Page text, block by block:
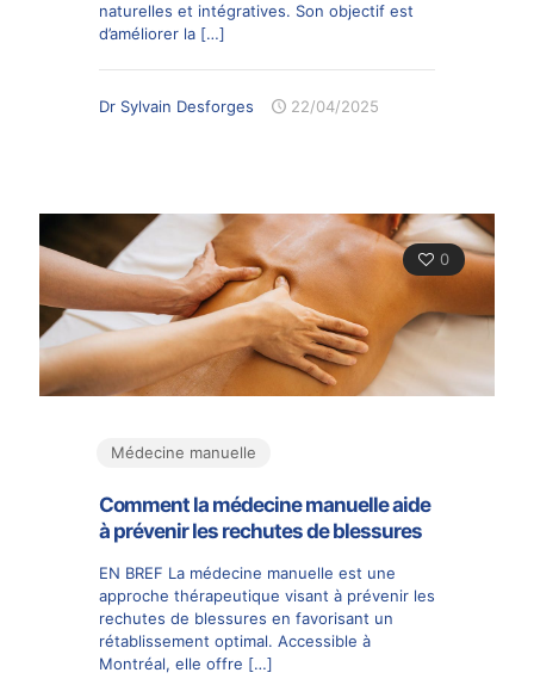
naturelles et intégratives. Son objectif est
d’améliorer la […]
Dr Sylvain Desforges 22/04/2025
0
Médecine manuelle
Comment la médecine manuelle aide
à prévenir les rechutes de blessures
EN BREF La médecine manuelle est une
approche thérapeutique visant à prévenir les
rechutes de blessures en favorisant un
rétablissement optimal. Accessible à
Montréal, elle offre […]